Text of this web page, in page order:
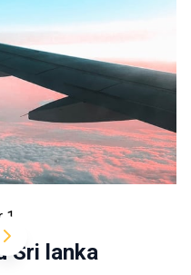
1
Sri lanka